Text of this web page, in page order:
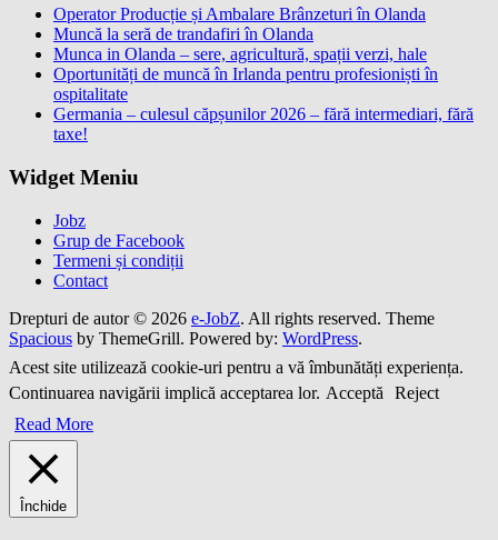
Operator Producție și Ambalare Brânzeturi în Olanda
Muncă la seră de trandafiri în Olanda
Munca in Olanda – sere, agricultură, spații verzi, hale
Oportunități de muncă în Irlanda pentru profesioniști în
ospitalitate
Germania – culesul căpșunilor 2026 – fără intermediari, fără
taxe!
Widget Meniu
Jobz
Grup de Facebook
Termeni și condiții
Contact
Drepturi de autor © 2026 e-JobZ. All rights reserved. Theme
Spacious by ThemeGrill. Powered by: WordPress.
Acest site utilizează cookie-uri pentru a vă îmbunătăți experiența.
Continuarea navigării implică acceptarea lor. Acceptă
Reject
Read More
Închide